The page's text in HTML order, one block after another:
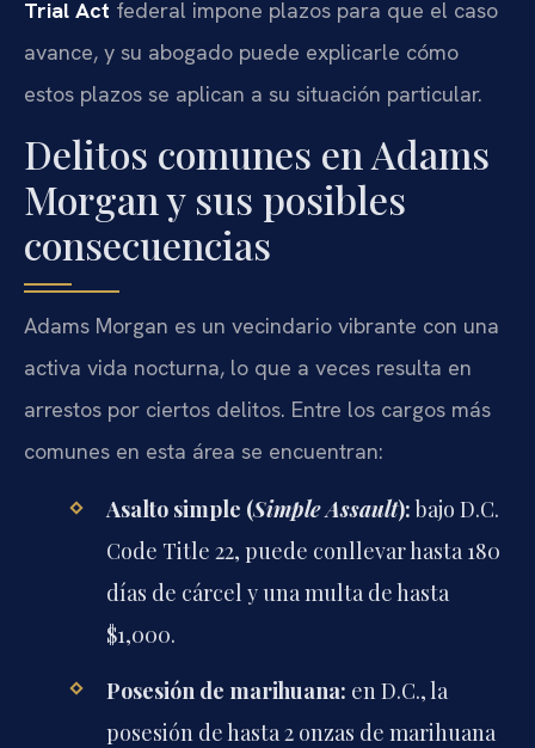
Trial Act federal impone plazos para que el caso
avance, y su abogado puede explicarle cómo
estos plazos se aplican a su situación particular.
Delitos comunes en Adams
Morgan y sus posibles
consecuencias
Adams Morgan es un vecindario vibrante con una
activa vida nocturna, lo que a veces resulta en
arrestos por ciertos delitos. Entre los cargos más
comunes en esta área se encuentran:
Asalto simple (Simple Assault):bajo D.C.
Code Title 22, puede conllevar hasta 180
días de cárcel y una multa de hasta
$1,000.
Posesión de marihuana: en D.C., la
posesión de hasta 2 onzas de marihuana